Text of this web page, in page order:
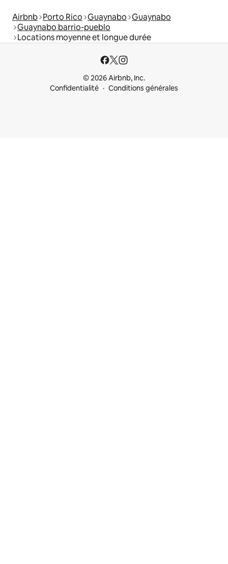
Airbnb Porto Rico Guaynabo Guaynabo
Guaynabo barrio-pueblo
Locations moyenne et longue durée
© 2026 Airbnb, Inc.
Confidentialité
Conditions générales